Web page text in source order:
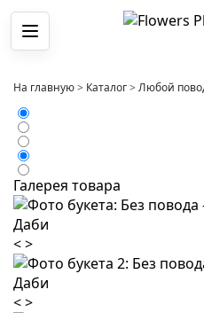
Меню
На главную> Каталог> Любой
Галерея товара
<>
<>